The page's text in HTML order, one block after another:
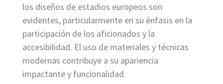
los diseños de estadios europeos son
evidentes, particularmente en su énfasis en la
participación de los aficionados y la
accesibilidad. El uso de materiales y técnicas
modernas contribuye a su apariencia
impactante y funcionalidad.